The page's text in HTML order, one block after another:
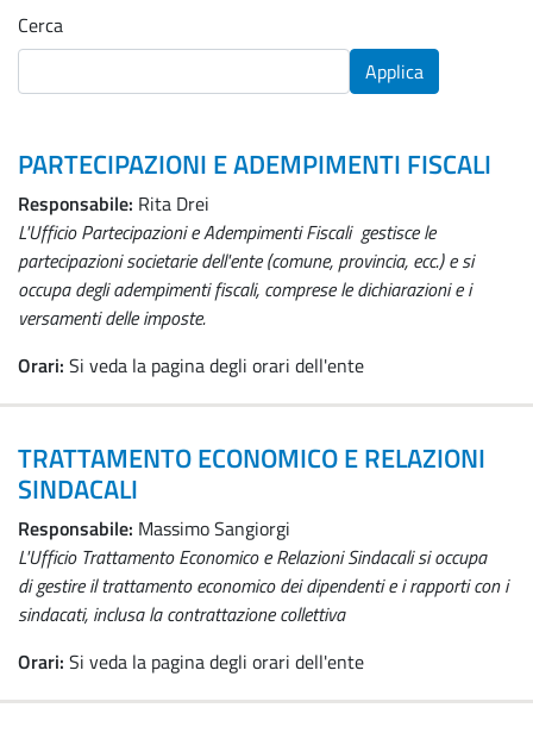
Cerca
Applica
PARTECIPAZIONI E ADEMPIMENTI FISCALI
Responsabile: Rita Drei
L'Ufficio Partecipazioni e Adempimenti Fiscali gestisce le
partecipazioni societarie dell'ente (comune, provincia, ecc.) e si
occupa degli adempimenti fiscali, comprese le dichiarazioni e i
versamenti delle imposte.
Orari: Si veda la pagina degli orari dell'ente
TRATTAMENTO ECONOMICO E RELAZIONI
SINDACALI
Responsabile: Massimo Sangiorgi
L'Ufficio Trattamento Economico e Relazioni Sindacali si occupa
di gestire il trattamento economico dei dipendenti e i rapporti con i
sindacati, inclusa la contrattazione collettiva
Orari: Si veda la pagina degli orari dell'ente